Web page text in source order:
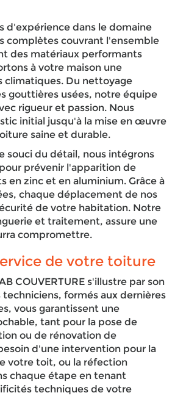
d'expérience dans le domaine
complètes couvrant l'ensemble
des matériaux performants
à votre maison une
climatiques. Du nettoyage
gouttières usées, notre équipe
rigueur et passion. Nous
initial jusqu'à la mise en œuvre
saine et durable.
souci du détail, nous intégrons
prévenir l'apparition de
en zinc et en aluminium. Grâce à
chaque déplacement de nos
de votre habitation. Notre
et traitement, assure une
compromettre.
de votre toiture
COUVERTURE s'illustre par son
formés aux dernières
vous garantissent une
tant pour la pose de
ou de rénovation de
d'une intervention pour la
votre toit, ou la réfection
chaque étape en tenant
techniques de votre